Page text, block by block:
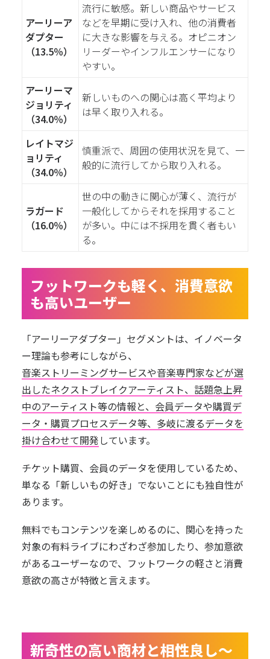
アーリーア
ダプター
（13.5％）
流行に敏感。新しい商品やサービス
などを早期に受け入れ、他の消費者
に大きな影響を与える。オピニオン
リーダーやインフルエンサーになり
やすい。
アーリーマ
ジョリティ
（34.0％）
新しいものへの関心は高く平均より
は早く取り入れる。
レイトマジ
ョリティ
（34.0％）
慎重派で、周囲の使用状況を見て、一
般的に流行してから取り入れる。
ラガード
（16.0％）
世の中の動きに関心が薄く、流行が
一般化してからそれを採用すること
が多い。中には不採用を貫く者もい
る。
フットワークも軽く、消費意欲
も高いユーザー
「アーリーアダプター」セグメントは、イノベータ
ー理論も参考にしながら、
音楽ストリーミングサービスや音楽専門家などが選
出したネクストブレイクアーティスト、話題急上昇
中のアーティスト等の情報と、会員データや購買デ
ータ・購買プロセスデータ等、多岐に渡るデータを
掛け合わせて開発しています。
チケット購買、会員のデータを使用しているため、
単なる「新しいもの好き」でないことにも独自性が
あります。
無料でもコンテンツを楽しめるのに、関心を持った
対象の有料ライブにわざわざ参加したり、参加意欲
があるユーザーなので、フットワークの軽さと消費
意欲の高さが特徴と言えます。
新奇性の高い商材と相性良し～